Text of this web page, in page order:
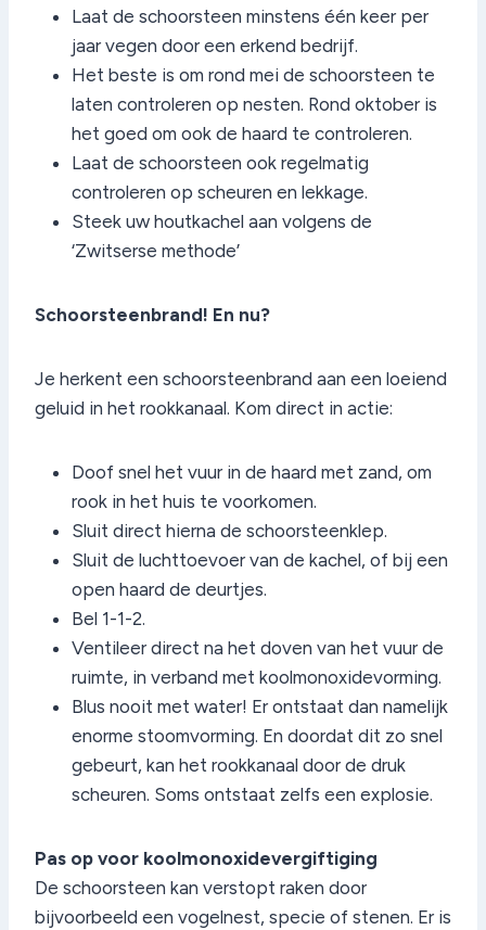
Laat de schoorsteen minstens één keer per
jaar vegen door een erkend bedrijf.
Het beste is om rond mei de schoorsteen te
laten controleren op nesten. Rond oktober is
het goed om ook de haard te controleren.
Laat de schoorsteen ook regelmatig
controleren op scheuren en lekkage.
Steek uw houtkachel aan volgens de
‘Zwitserse methode’
Schoorsteenbrand! En nu?
Je herkent een schoorsteenbrand aan een loeiend
geluid in het rookkanaal. Kom direct in actie:
Doof snel het vuur in de haard met zand, om
rook in het huis te voorkomen.
Sluit direct hierna de schoorsteenklep.
Sluit de luchttoevoer van de kachel, of bij een
open haard de deurtjes.
Bel 1-1-2.
Ventileer direct na het doven van het vuur de
ruimte, in verband met koolmonoxidevorming.
Blus nooit met water! Er ontstaat dan namelijk
enorme stoomvorming. En doordat dit zo snel
gebeurt, kan het rookkanaal door de druk
scheuren. Soms ontstaat zelfs een explosie.
Pas op voor koolmonoxidevergiftiging
De schoorsteen kan verstopt raken door
bijvoorbeeld een vogelnest, specie of stenen. Er is